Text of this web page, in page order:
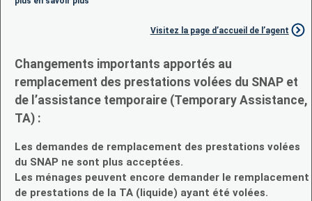
Visitez la page d’accueil de l’agent
Changements importants apportés au
remplacement des prestations volées du SNAP et
de l’assistance temporaire (Temporary Assistance,
TA) :
Les demandes de remplacement des prestations volées
du SNAP ne sont plus acceptées.
Les ménages peuvent encore demander le remplacement
de prestations de la TA (liquide) ayant été volées.